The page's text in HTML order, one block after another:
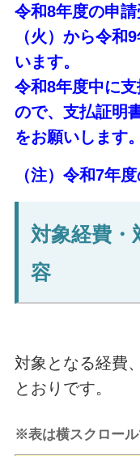
令和8年度の申
（火）から令和
います。
令和8年度中に
ので、支払証明
をお願いします。
（注）令和7年
対象経費・
容
対象となる経費
とおりです。
※表は横スクロール